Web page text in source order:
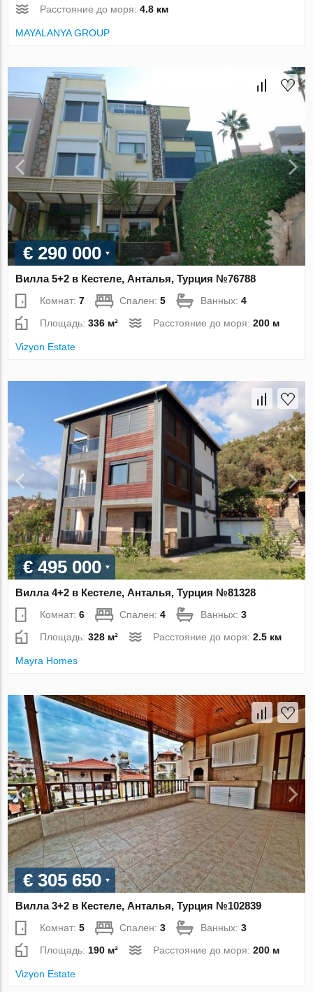
Расстояние до моря:4.8 км
MAYALANYA GROUP
€ 290 000
Вилла 5+2 в Кестеле, Анталья, Турция №76788
Комнат:7 Спален:5 Ванных:4
Площадь:336 м² Расстояние до моря:200 м
Vizyon Estate
€ 495 000
Вилла 4+2 в Кестеле, Анталья, Турция №81328
Комнат:6 Спален:4 Ванных:3
Площадь:328 м² Расстояние до моря:2.5 км
Mayra Homes
€ 305 650
Вилла 3+2 в Кестеле, Анталья, Турция №102839
Комнат:5 Спален:3 Ванных:3
Площадь:190 м² Расстояние до моря:200 м
Vizyon Estate